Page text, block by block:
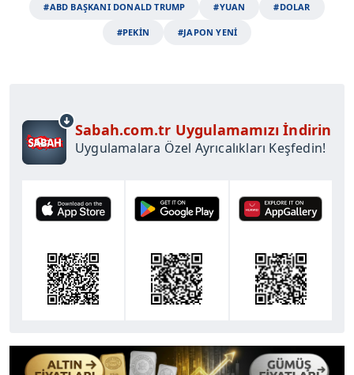
#ABD BAŞKANI DONALD TRUMP #YUAN #DOLAR
#PEKİN #JAPON YENİ
Sabah.com.tr Uygulamamızı İndirin
Uygulamalara Özel Ayrıcalıkları Keşfedin!